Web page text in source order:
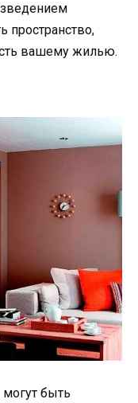
пространство,
вашему жилью.
быть